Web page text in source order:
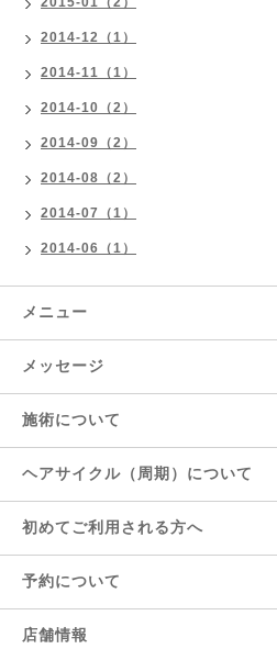
2014-12（1）
2014-11（1）
2014-10（2）
2014-09（2）
2014-08（2）
2014-07（1）
2014-06（1）
メニュー
メッセージ
施術について
ヘアサイクル（周期）について
初めてご利用される方へ
予約について
店舗情報